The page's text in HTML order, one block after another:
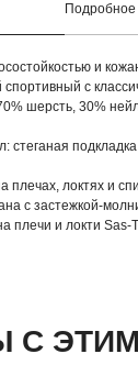
Подробное
и
с
шерсть, 30%
стеганая
локтях и
с застежкой-
плечи и локти Sas-
С